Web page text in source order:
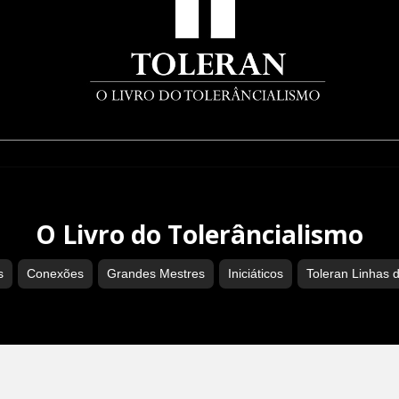
O Livro do Tolerâncialismo
Conexões Grandes Mestres Iniciáticos Toleran Linhas